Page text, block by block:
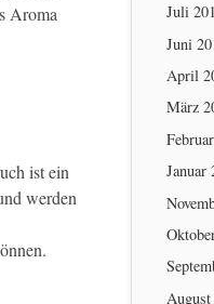
Aroma
ist ein
werden
Juli
Juni
April
März
Januar